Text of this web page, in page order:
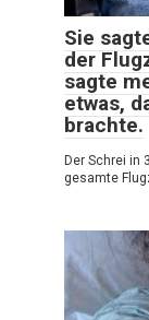
Sie
der
sagte
etwas,
brachte.
Der Schrei in
gesamte